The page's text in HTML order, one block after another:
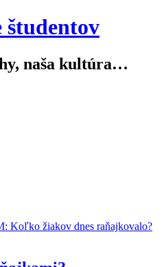
študentov
naša kultúra…
Koľko žiakov dnes raňajkovalo?